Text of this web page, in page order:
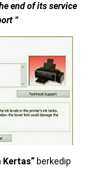
end of its service
“
Kertas” berkedip